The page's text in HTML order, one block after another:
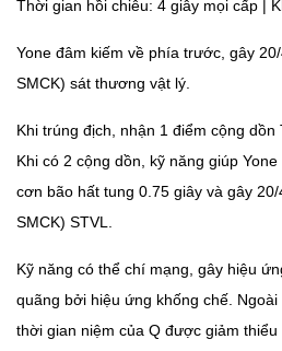
Thời gian hồi chiêu: 4 giây mọi cấp |
Yone đâm kiếm về phía trước, gây
SMCK) sát thương vật lý.
Khi trúng địch, nhận 1 điểm cộng dồn
Khi có 2 cộng dồn, kỹ năng giúp
cơn bão hất tung 0.75 giây và gây
SMCK) STVL.
Kỹ năng có thể chí mạng, gây hiệu
quãng bởi hiệu ứng khống chế.
thời gian niệm của Q được giảm